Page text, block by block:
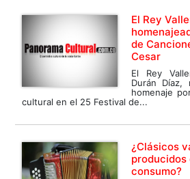
El Rey
de
Cesar
El Rey
Durán Díaz,
homenaje
cultural en el 25 Festival de...
¿Clásicos
producidos
consumo?